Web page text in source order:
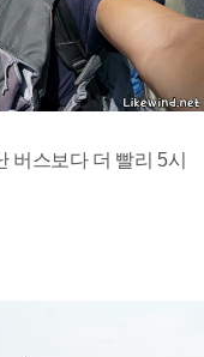
버스보다 더 빨리 5시